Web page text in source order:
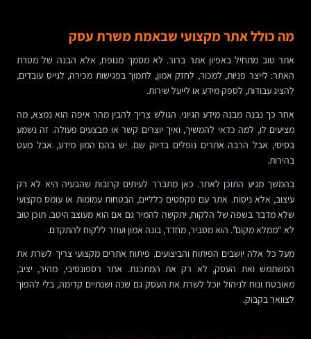
מה כולל אתר מקצועי שבאמת משרת עסק
אתר טוב מתחיל באפיון אתר ברור. לא מסמך מנופח, אלא הבנה של מטרת
האתר: לייצר פניות, למכור, לחזק אמון, לתמוך בפגישות מכירה, לגייס עובדים,
להציג עבודות, לספק מידע או לייעל שירות.
אחר כך נבנה מבנה מידע הגיוני. הגולש צריך להבין מהר איפה הוא נמצא, מה
מציעים לו, למה כדאי להמשיך, ואיך יוצרים קשר או מבצעים פעולה. זה נשמע
בסיסי, אבל הרבה אתרים נופלים בדיוק שם. יש בהם המון מידע, אבל מעט
בהירות.
בהמשך מגיע התוכן לאתר. כאן מתברר לעיתים קרובות שהבעיה היא לא רק
עיצוב, אלא ניסוח. אתר עם טקסטים כלליים, הבטחות עמומות או עומס מקצועי
שלא מדבר בשפה של הלקוח, יתקשה להמיר גם אם הוא מעוצב היטב. תוכן טוב
לא “ממלא מקום”. הוא מסביר, מחדד, בונה אמון ועוזר ללקוח להתקדם.
מעל כל אלה יושבים הפיתוח והביצועים. פיתוח אתרים מקצועי צריך לשרת את
המשתמש ואת העסק, לא רק את המתכנת. אתר רספונסיבי, מהיר, יציב,
מאובטח ונוח לניהול יוכל לשרת את העסק גם שנה ושנתיים קדימה, בלי להפוך
לצוואר בקבוק.